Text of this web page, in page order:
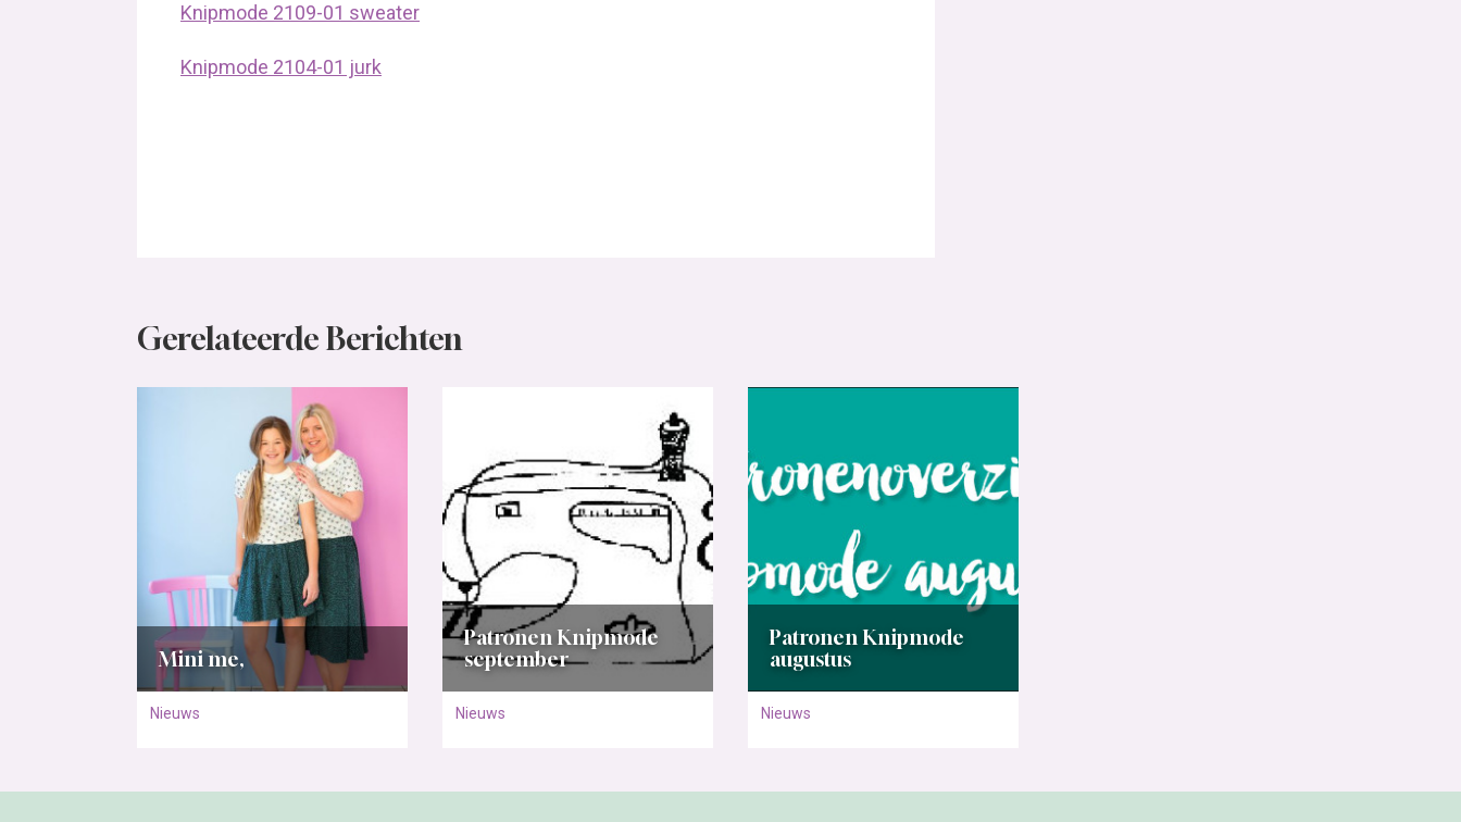
Knipmode 2109-01 sweater
Knipmode 2104-01 jurk
Gerelateerde Berichten
Mini me,
Nieuws
Patronen Knipmode
september
Nieuws
Patronen Knipmode
augustus
Nieuws